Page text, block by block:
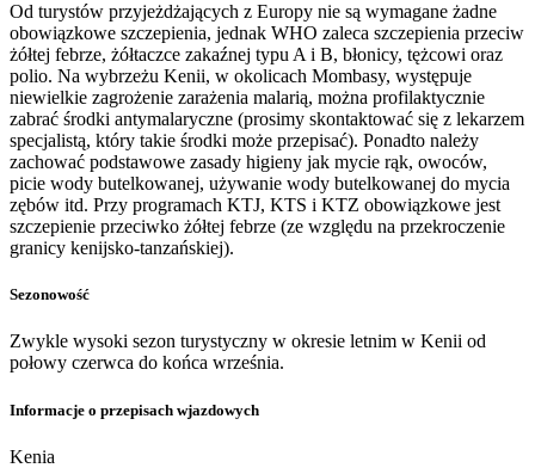
Od turystów przyjeżdżających z Europy nie są wymagane żadne
obowiązkowe szczepienia, jednak WHO zaleca szczepienia przeciw
żółtej febrze, żółtaczce zakaźnej typu A i B, błonicy, tężcowi oraz
polio. Na wybrzeżu Kenii, w okolicach Mombasy, występuje
niewielkie zagrożenie zarażenia malarią, można profilaktycznie
zabrać środki antymalaryczne (prosimy skontaktować się z lekarzem
specjalistą, który takie środki może przepisać). Ponadto należy
zachować podstawowe zasady higieny jak mycie rąk, owoców,
picie wody butelkowanej, używanie wody butelkowanej do mycia
zębów itd. Przy programach KTJ, KTS i KTZ obowiązkowe jest
szczepienie przeciwko żółtej febrze (ze względu na przekroczenie
granicy kenijsko-tanzańskiej).
Sezonowość
Zwykle wysoki sezon turystyczny w okresie letnim w Kenii od
połowy czerwca do końca września.
Informacje o przepisach wjazdowych
Kenia